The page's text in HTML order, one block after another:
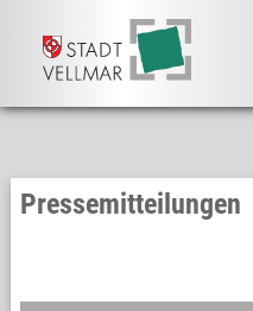
Pressemitteilungen